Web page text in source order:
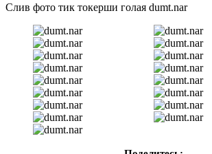
Слив фото тик токерши голая dumt.nar